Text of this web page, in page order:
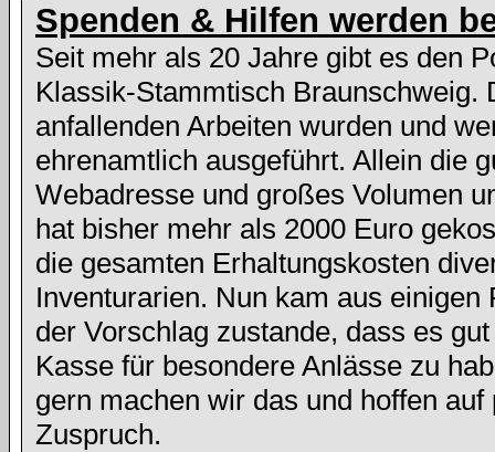
Spenden & Hilfen werden
Seit mehr als 20 Jahre gibt es den
Klassik-Stammtisch Braunschweig.
anfallenden Arbeiten wurden und
ehrenamtlich ausgeführt. Allein die
Webadresse und großes Volumen
hat bisher mehr als 2000 Euro
die gesamten Erhaltungskosten
Inventurarien. Nun kam aus einigen
der Vorschlag zustande, dass es
Kasse für besondere Anlässe zu
gern machen wir das und hoffen auf
Zuspruch.